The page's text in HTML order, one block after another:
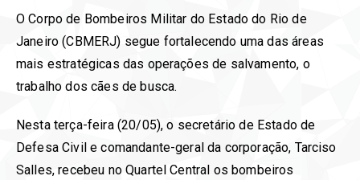
O Corpo de Bombeiros Militar do Estado do Rio de
Janeiro (CBMERJ) segue fortalecendo uma das áreas
mais estratégicas das operações de salvamento, o
trabalho dos cães de busca.
Nesta terça-feira (20/05), o secretário de Estado de
Defesa Civil e comandante-geral da corporação, Tarciso
Salles, recebeu no Quartel Central os bombeiros